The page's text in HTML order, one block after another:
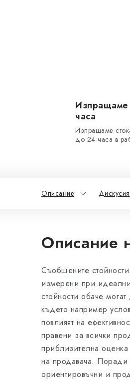
часа
Изпращаме
до 24 часа в
Описание Дискусия
Описание
Съобщените
измерени при
стойности обаче
където например
повлияят на
правени за всички
приблизителна
на продавача. Поради
ориентировъчни и